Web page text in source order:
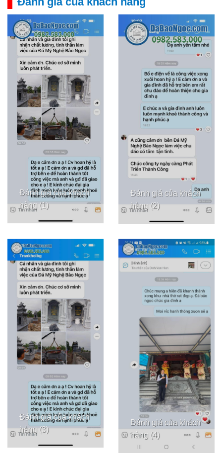
Đánh giá của khách
hàng (1)
Đánh giá của khách
hàng (2)
Đánh giá của khách
hàng (3)
Đánh giá của khách
hàng (4)